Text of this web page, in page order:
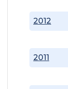
2011
2012